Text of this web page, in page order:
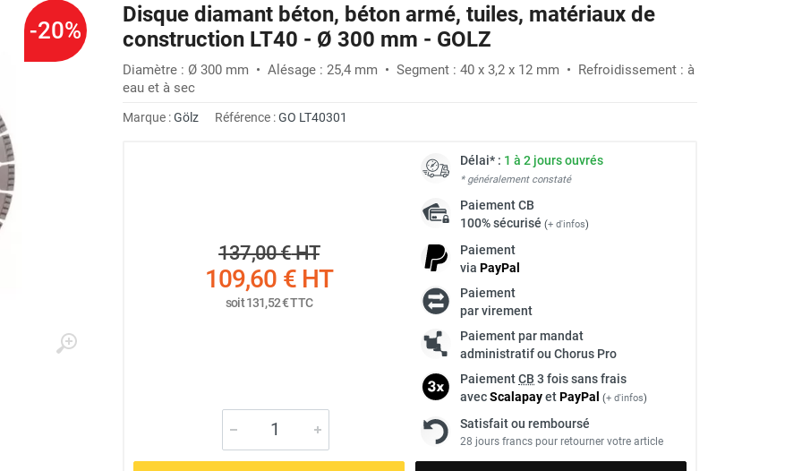
-20%
Disque diamant béton, béton armé, tuiles, matériaux de
construction LT40 - Ø 300 mm - GOLZ
Diamètre : Ø 300 mm • Alésage : 25,4 mm • Segment : 40 x 3,2 x 12 mm • Refroidissement : à
eau et à sec
Marque :Gölz Référence :GO LT40301
137,00 €HT
109,60 €HT
soit131,52 €TTC
Délai* : 1 à 2 jours ouvrés
* généralement constaté
PaiementCB
100% sécurisé (+ d'infos)
Paiement
via PayPal
Paiement
par virement
Paiement par mandat
administratif ou Chorus Pro
PaiementCB 3 fois sans frais
avecScalapayetPayPal (+ d'infos)
Satisfait ou remboursé
28 jours francs pour retourner votre article